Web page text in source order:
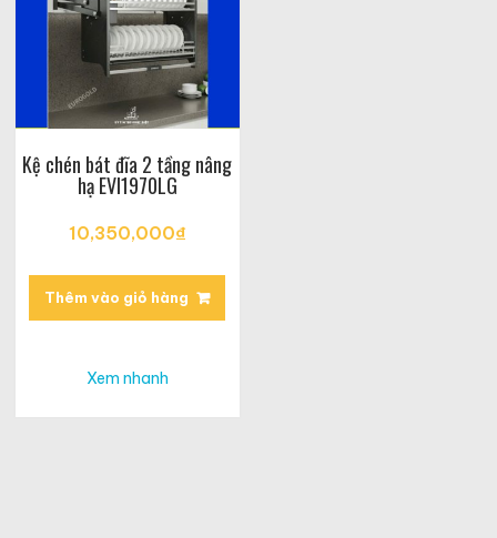
Kệ chén bát đĩa 2 tầng nâng
hạ EVI1970LG
10,350,000₫
Thêm vào giỏ hàng
Xem nhanh